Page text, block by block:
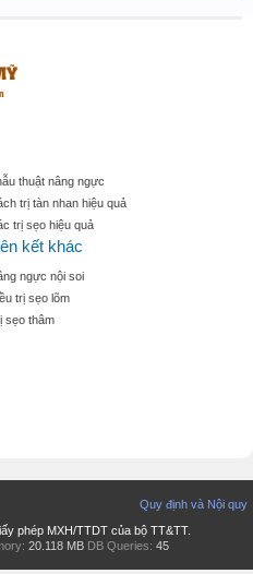
thuật nâng ngực
trị tàn nhan hiệu quả
trị sẹo hiệu quả
kết khác
ngực nội soi
trị sẹo lõm
sẹo thâm
Quy định và Nội quy
phép MXH/TTDT của bộ TT&TT.
20.118 MB DB Queries: 45